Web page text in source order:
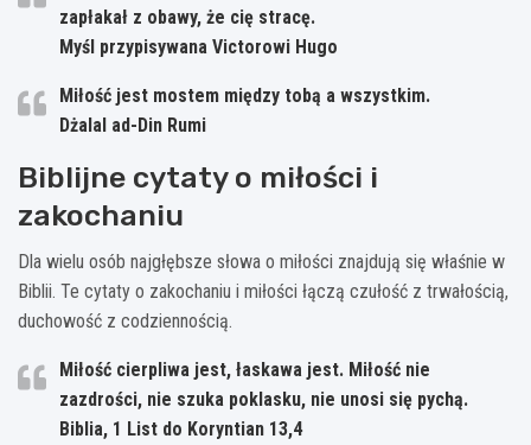
zapłakał z obawy, że cię stracę.
Myśl przypisywana Victorowi Hugo
Miłość jest mostem między tobą a wszystkim.
Dżalal ad-Din Rumi
Biblijne cytaty o miłości i
zakochaniu
Dla wielu osób najgłębsze słowa o miłości znajdują się właśnie w
Biblii. Te cytaty o zakochaniu i miłości łączą czułość z trwałością,
duchowość z codziennością.
Miłość cierpliwa jest, łaskawa jest. Miłość nie
zazdrości, nie szuka poklasku, nie unosi się pychą.
Biblia, 1 List do Koryntian 13,4